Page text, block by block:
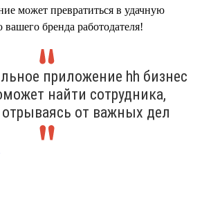
может превратиться в удачную
бренда работодателя!
приложение hh бизнес
найти сотрудника,
отрываясь от важных дел